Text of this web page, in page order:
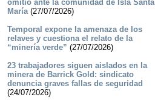
omitió ante la comunidad de Isla Santa
María(27/07/2026)
Temporal expone la amenaza de los
relaves y cuestiona el relato de la
“minería verde” (27/07/2026)
23 trabajadores siguen aislados en la
minera de Barrick Gold: sindicato
denuncia graves fallas de seguridad
(24/07/2026)